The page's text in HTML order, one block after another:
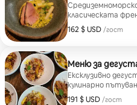
класическата
вкусове и
е деликатно,
162 $ USD /гост
162 $ USD на гост
Меню за
специалитети
Ексклузивно
кулинарно
основа и сезонни
191 $ USD /гост
191 $ USD на гост